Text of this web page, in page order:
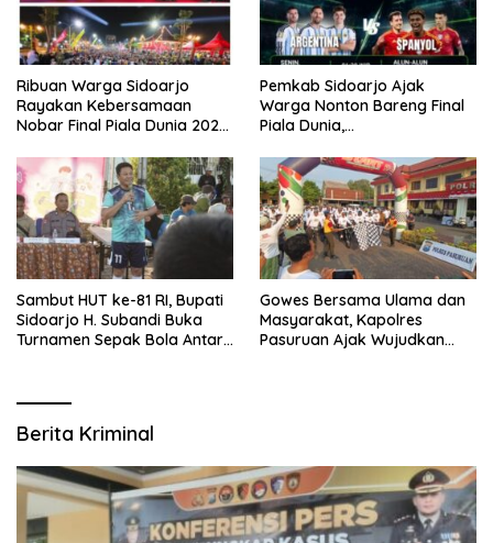
Ribuan Warga Sidoarjo
Rayakan Kebersamaan
Nobar Final Piala Dunia 2026
Forkopimda
Pemkab Sidoarjo Ajak
Warga Nonton Bareng Final
Piala Dunia,
Sambut HUT ke-81 RI, Bupati
Sidoarjo H. Subandi Buka
Turnamen Sepak Bola Antar
Gowes Bersama Ulama dan
Masyarakat, Kapolres
Pasuruan Ajak Wujudkan
Berita Kriminal